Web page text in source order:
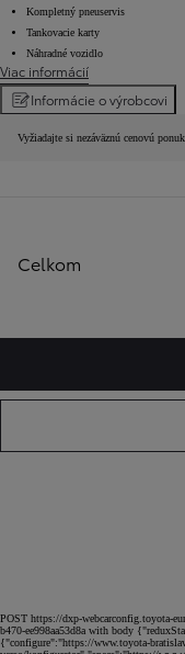
Kompletný pneuservis
Tankovacie karty
Náhradné vozidlo
Viac informácií
Informácie o výrobcovi
Vyžiadajte si nezáväznú cenovú
Celkom
POST https://dxp-webcarconfig.toyota-
b470-ee998aa53d8a with body
{"configure":"https://www.toyota-